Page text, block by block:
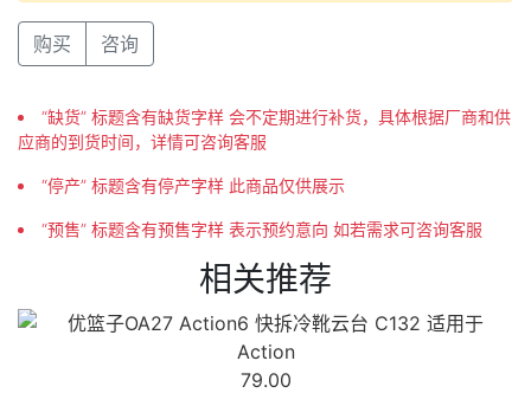
购买 咨询
“缺货” 标题含有缺货字样 会不定期进行补货，具体根据厂商和供
应商的到货时间，详情可咨询客服
“停产” 标题含有停产字样 此商品仅供展示
“预售” 标题含有预售字样 表示预约意向 如若需求可咨询客服
相关推荐
79.00